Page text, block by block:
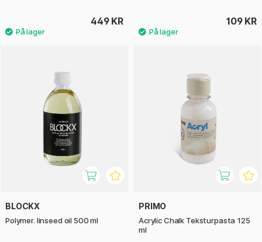
449 KR 109 KR
BLOCKX
Polymer. linseed oil 500 ml
PRIMO
Acrylic Chalk Teksturpasta 125
ml